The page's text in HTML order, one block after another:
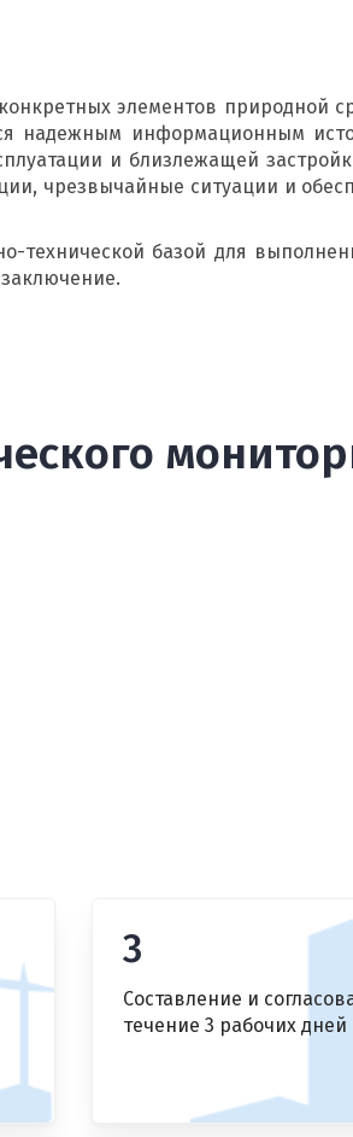
элементов природной
надежным информационным
и близлежащей
чрезвычайные ситуации и
базой для
3
Составление и
течение 3 рабочих дней